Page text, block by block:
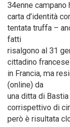
34enne campano
carta d’identità
tentata truffa –
fatti
risalgono al 31
cittadino
in Francia, ma
(online) da
una ditta di Bastia
corrispettivo di
però è risultata